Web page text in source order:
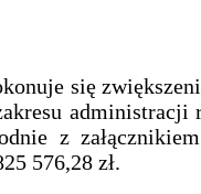
się
administracji
z
576,28 zł.